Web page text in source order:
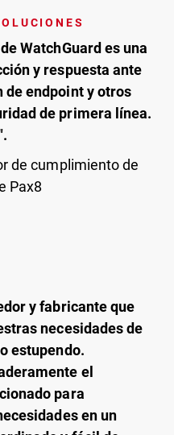
WatchGuard es una
y respuesta ante
de endpoint y otros
de primera línea.
de cumplimiento de
Pax8
y fabricante que
necesidades de
estupendo.
el
para
en un